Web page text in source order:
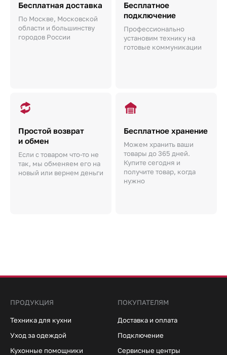
Бесплатная доставка
По Москве, Московской
области и большинству
городов России
Бесплатное
подключение
Профессионально
установим технику на
готовые коммуникации
Простой возврат
и обмен
Если с товаром что-то не
так, мы обменяем его на
новый или вернем деньги
Бесплатное хранение
Можем хранить ваши
товары до 365 дней.
Купите сегодня и
получите товар, когда
нужно
ПРОДУКЦИЯ
Техника для кухни
Уход за одеждой
Кухонные помощники
ПОКУПАТЕЛЯМ
Доставка и оплата
Подключение
Сервисные центры